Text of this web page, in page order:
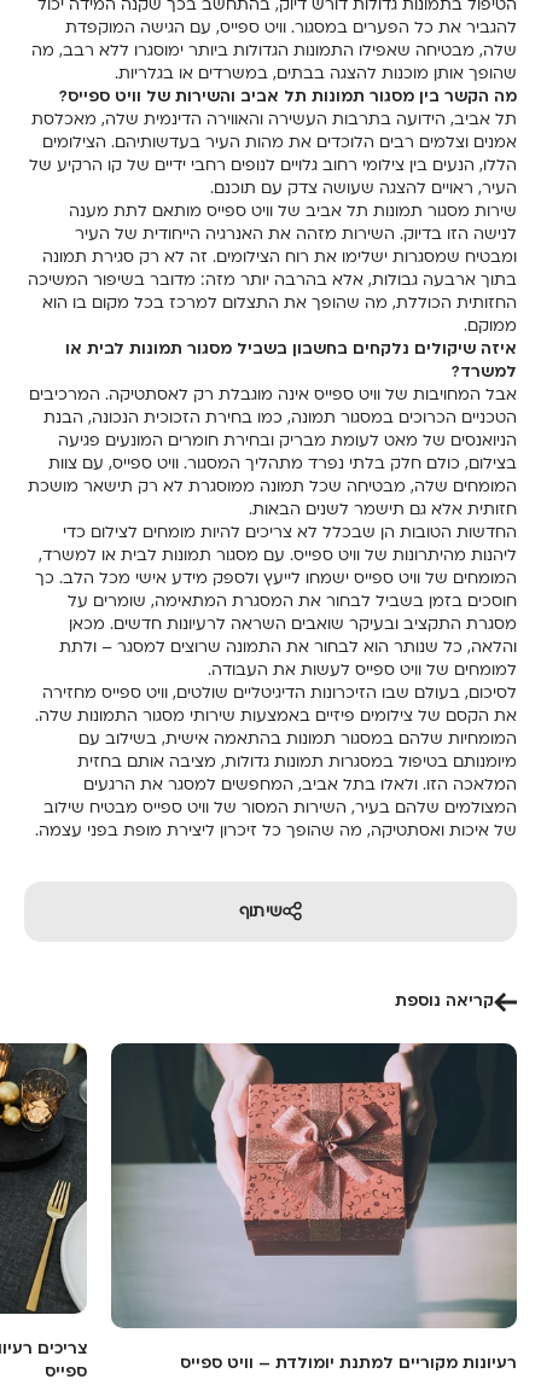
הטיפול בתמונות גדולות דורש דיוק, בהתחשב בכך שקנה המידה יכול
להגביר את כל הפערים במסגור. וויט ספייס, עם הגישה המוקפדת
שלה, מבטיחה שאפילו התמונות הגדולות ביותר ימוסגרו ללא רבב, מה
שהופך אותן מוכנות להצגה בבתים, במשרדים או בגלריות.
מה הקשר בין מסגור תמונות תל אביב והשירות של וויט ספייס?
תל אביב, הידועה בתרבות העשירה והאווירה הדינמית שלה, מאכלסת
אמנים וצלמים רבים הלוכדים את מהות העיר בעדשותיהם. הצילומים
הללו, הנעים בין צילומי רחוב גלויים לנופים רחבי ידיים של קו הרקיע של
העיר, ראויים להצגה שעושה צדק עם תוכנם.
שירות מסגור תמונות תל אביב של וויט ספייס מותאם לתת מענה
לנישה הזו בדיוק. השירות מזהה את האנרגיה הייחודית של העיר
ומבטיח שמסגרות ישלימו את רוח הצילומים. זה לא רק סגירת תמונה
בתוך ארבעה גבולות, אלא בהרבה יותר מזה: מדובר בשיפור המשיכה
החזותית הכוללת, מה שהופך את התצלום למרכז בכל מקום בו הוא
ממוקם.
איזה שיקולים נלקחים בחשבון בשביל מסגור תמונות לבית או
למשרד?
אבל המחויבות של וויט ספייס אינה מוגבלת רק לאסתטיקה. המרכיבים
הטכניים הכרוכים במסגור תמונה, כמו בחירת הזכוכית הנכונה, הבנת
הניואנסים של מאט לעומת מבריק ובחירת חומרים המונעים פגיעה
בצילום, כולם חלק בלתי נפרד מתהליך המסגור. וויט ספייס, עם צוות
המומחים שלה, מבטיחה שכל תמונה ממוסגרת לא רק תישאר מושכת
חזותית אלא גם תישמר לשנים הבאות.
החדשות הטובות הן שבכלל לא צריכים להיות מומחים לצילום כדי
ליהנות מהיתרונות של וויט ספייס. עם מסגור תמונות לבית או למשרד,
המומחים של וויט ספייס ישמחו לייעץ ולספק מידע אישי מכל הלב. כך
חוסכים בזמן בשביל לבחור את המסגרת המתאימה, שומרים על
מסגרת התקציב ובעיקר שואבים השראה לרעיונות חדשים. מכאן
והלאה, כל שנותר הוא לבחור את התמונה שרוצים למסגר – ולתת
למומחים של וויט ספייס לעשות את העבודה.
לסיכום, בעולם שבו הזיכרונות הדיגיטליים שולטים, וויט ספייס מחזירה
את הקסם של צילומים פיזיים באמצעות שירותי מסגור התמונות שלה.
המומחיות שלהם במסגור תמונות בהתאמה אישית, בשילוב עם
מיומנותם בטיפול במסגרות תמונות גדולות, מציבה אותם בחזית
המלאכה הזו. ולאלו בתל אביב, המחפשים למסגר את הרגעים
המצולמים שלהם בעיר, השירות המסור של וויט ספייס מבטיח שילוב
של איכות ואסתטיקה, מה שהופך כל זיכרון ליצירת מופת בפני עצמה.
שיתוף
קריאה נוספת
רעיונות מקוריים למתנת יומולדת – וויט ספייס
צריכים
ספייס